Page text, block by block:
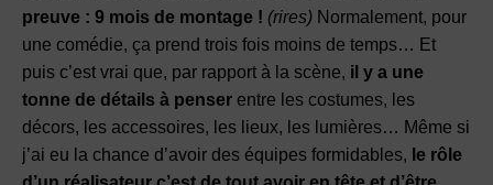
preuve : 9 mois de montage ! (rires) Normalement, pour
une comédie, ça prend trois fois moins de temps… Et
puis c’est vrai que, par rapport à la scène, il y a une
tonne de détails à penser entre les costumes, les
décors, les accessoires, les lieux, les lumières… Même si
j’ai eu la chance d’avoir des équipes formidables, le rôle